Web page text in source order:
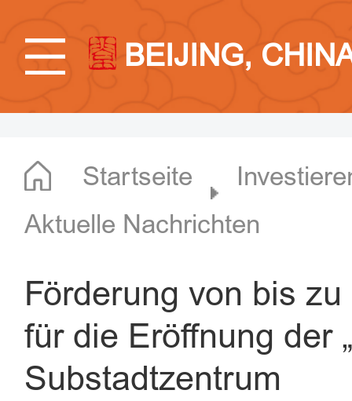
BEIJING,
Startseite
Aktuelle Nachrichten
Förderung von bis
für die Eröffnung der
Substadtzentrum